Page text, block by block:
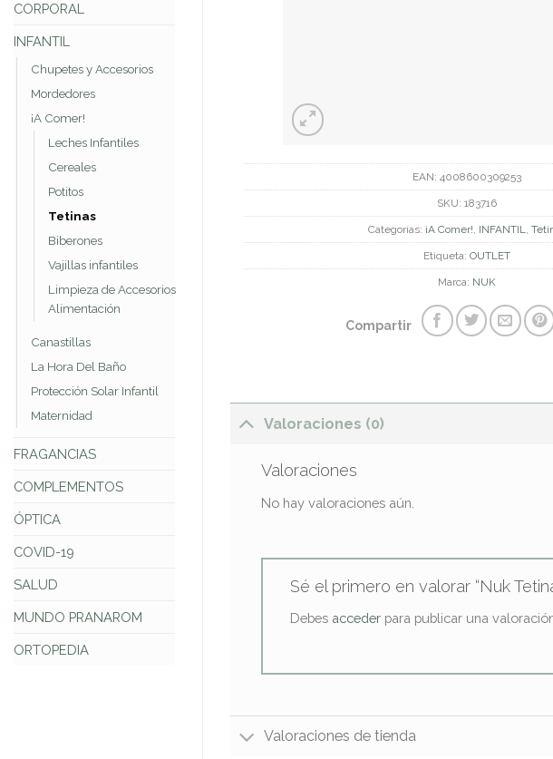
CORPORAL
INFANTIL
Chupetes y Accesorios
Mordedores
¡A Comer!
Leches Infantiles
Cereales
Potitos
Tetinas
Biberones
Vajillas infantiles
Limpieza de Accesorios
Alimentación
Canastillas
La Hora Del Baño
Protección Solar Infantil
Maternidad
FRAGANCIAS
COMPLEMENTOS
ÓPTICA
COVID-19
SALUD
MUNDO PRANAROM
ORTOPEDIA
EAN:4008600309253
SKU:183716
Categorías: ¡A Comer! INFANTIL
Etiqueta:OUTLET
Marca: NUK
Compartir
Valoraciones (0)
Valoraciones
No hay valoraciones aún.
Sé el primero en valorar “Nuk
Debes accederpara publicar una
Valoraciones de tienda